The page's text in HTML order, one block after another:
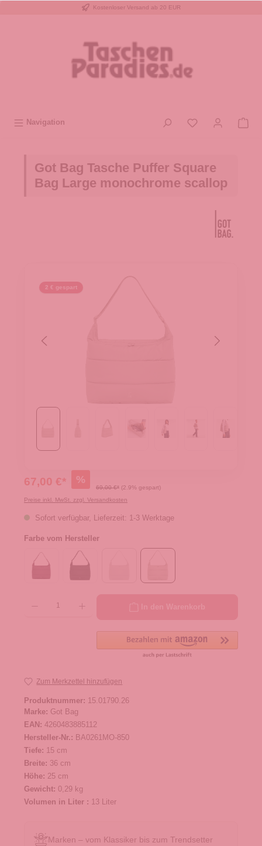
Kostenloser Versand ab 20 EUR
Navigation
Got Bag Tasche Puffer Square
Bag Large monochrome scallop
2 € gespart
67,00 €* %
69,00 €* (2.9% gespart)
Preise inkl. MwSt. zzgl. Versandkosten
Sofort verfügbar, Lieferzeit: 1-3 Werktage
Farbe vom Hersteller
Zum Merkzettel hinzufügen
Produktnummer: 15.01790.26
Marke: Got Bag
EAN: 4260483885112
Hersteller-Nr.: BA0261MO-850
Tiefe: 15 cm
Breite: 36 cm
Höhe: 25 cm
Gewicht: 0,29 kg
Volumen in Liter : 13 Liter
Marken – vom Klassiker bis zum Trendsetter